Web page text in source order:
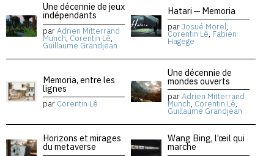
Une décennie de jeux
indépendants
parAdrien Mitterrand
Munch, Corentin Lê,
Guillaume Grandjean
Hatari — Memoria
parJosué Morel,
Corentin Lê, Fabien
Hagege
Memoria, entre les
lignes
par Corentin Lê
Une décennie de
mondes ouverts
parAdrien Mitterrand
Munch, Corentin Lê,
Guillaume Grandjean
Horizons et mirages
du metaverse
Wang Bing, l’œil qui
marche